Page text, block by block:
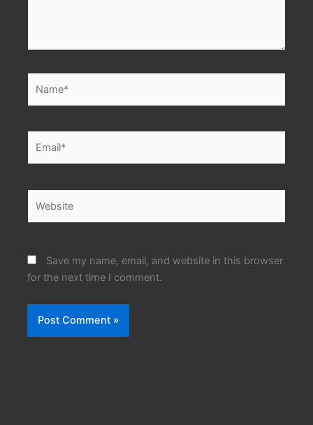
Save my name, email, and website in this browser
for the next time I comment.